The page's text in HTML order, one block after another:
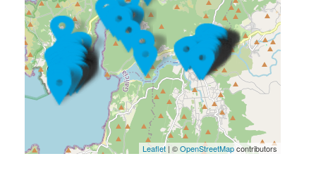
Leaflet| ©OpenStreetMapcontributors